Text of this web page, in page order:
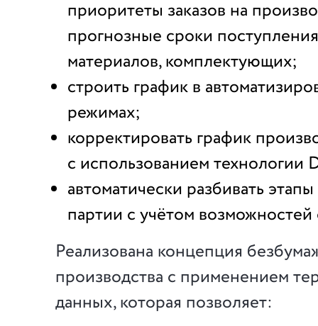
приоритеты заказов на
прогнозные сроки
материалов, комплектующих;
строить график в
режимах;
корректировать график
с использованием технологии
автоматически разбивать
партии с учётом
Реализована концепция
производства с применением
данных, которая позволяет: